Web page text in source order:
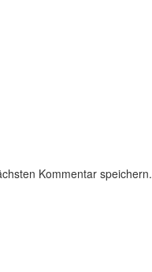
Kommentar speichern.